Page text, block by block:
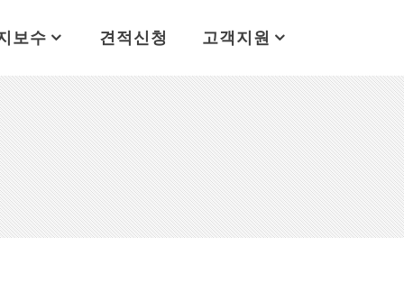
보수 견적신청 고객지원